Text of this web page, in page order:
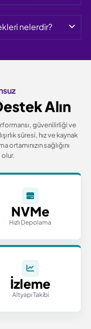
nelerdir?
Alın
güvenilirliği ve
süresi, hız ve kaynak
ortamınızın sağlığını
olur.
NVMe
Hızlı Depolama
İzleme
Altyapı Takibi